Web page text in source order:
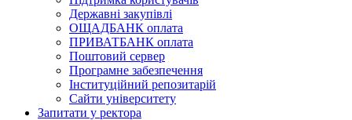
Державні закупівлі
ОЩАДБАНК оплата
ПРИВАТБАНК оплата
Поштовий сервер
Програмне забезпечення
Інституційний репозитарій
Сайти університету
Запитати у ректора